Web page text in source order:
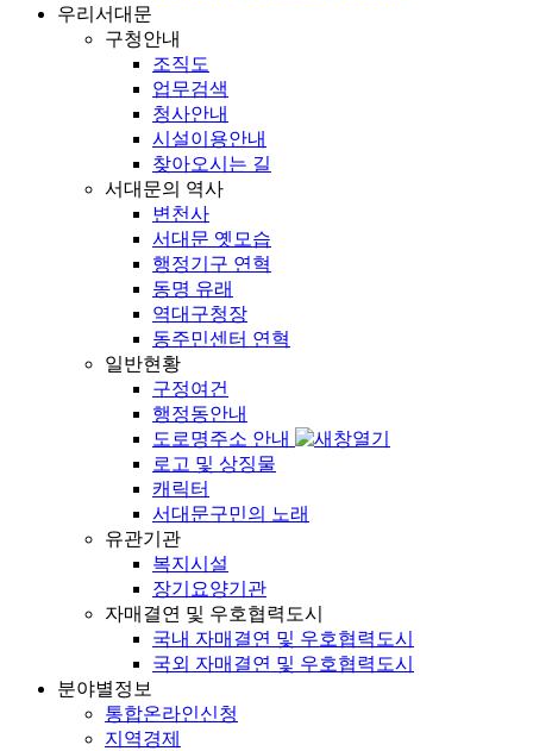
우리서대문
구청안내
조직도
업무검색
청사안내
시설이용안내
찾아오시는 길
서대문의 역사
변천사
서대문 옛모습
행정기구 연혁
동명 유래
역대구청장
동주민센터 연혁
일반현황
구정여건
행정동안내
도로명주소 안내
로고 및 상징물
캐릭터
서대문구민의 노래
유관기관
복지시설
장기요양기관
자매결연 및 우호협력도시
국내 자매결연 및 우호협력도시
국외 자매결연 및 우호협력도시
분야별정보
통합온라인신청
지역경제